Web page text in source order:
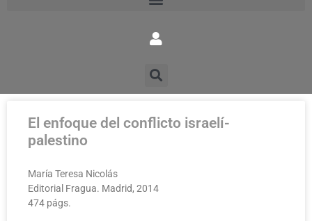
El enfoque del conflicto israelí-
palestino
María Teresa Nicolás
Editorial Fragua. Madrid, 2014
474 págs.